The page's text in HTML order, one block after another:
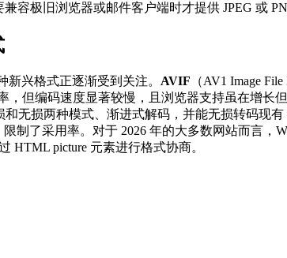
容极旧浏览器或邮件客户端时才提供 JPEG 或
新兴格式正逐渐受到关注。 AVIF （AV1 Image
，但编码速度显著较慢，且浏览器支持虽在增长但
和无损两种模式、渐进式解码，并能无损转码现
限制了采用率。对于 2026 年的大多数网站而言，
HTML picture 元素进行格式协商。